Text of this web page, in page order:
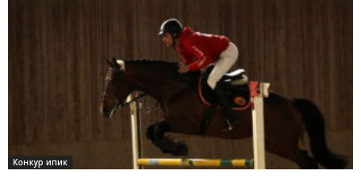
Конкур ипик